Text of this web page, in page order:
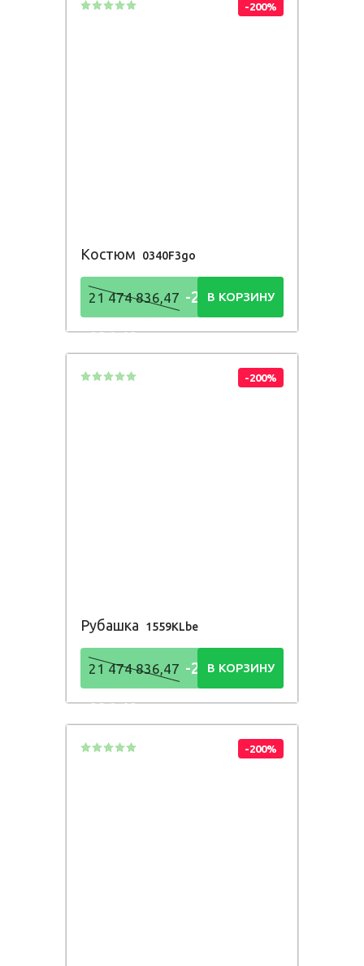
-200%
Костюм 0340F3go
21 474 836,47 -21 474
836,48Р
В КОРЗИНУ
-200%
Рубашка 1559KLbe
21 474 836,47 -21 474
836,48Р
В КОРЗИНУ
-200%